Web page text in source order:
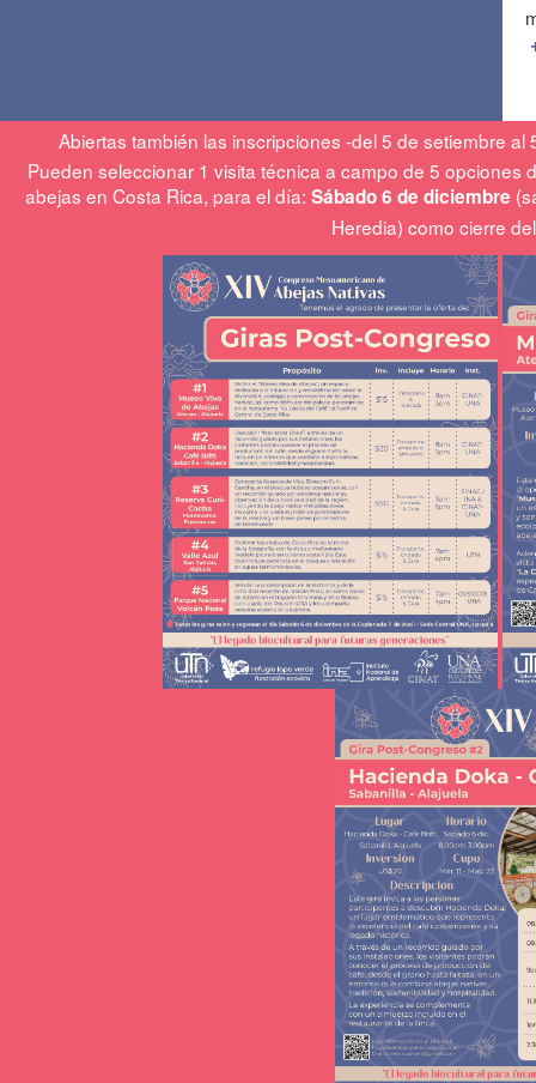
Abiertas también las inscripciones -del 5 de setiembre
Pueden seleccionar 1 visita técnica a campo de 5
abejas en Costa Rica, para el día: Sábado 6 de diciembre
Heredia) como cierre